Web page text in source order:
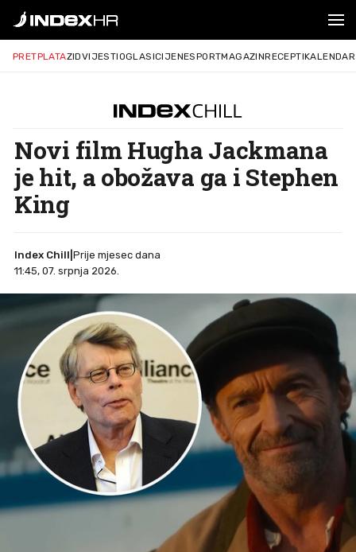
PRETPLATAZIDVIJESTIOGLASICIJENESPORTMAGAZINRECEPTIKALENDAR
Novi film Hugha Jackmana
je hit, a obožava ga i Stephen
King
Index Chill
Prije mjesec dana
11:45, 07. srpnja 2026.